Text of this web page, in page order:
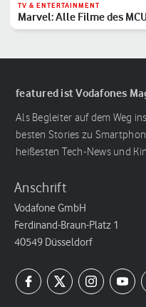
TV & ENTERTAINMENT
Marvel: Alle Filme des
Reihenfolge
featured ist Vodafones
Als Begleiter auf dem Weg
besten Stories zu
heißesten Tech-News und
Anschrift
Vodafone GmbH
Ferdinand-Braun-Platz 1
40549 Düsseldorf